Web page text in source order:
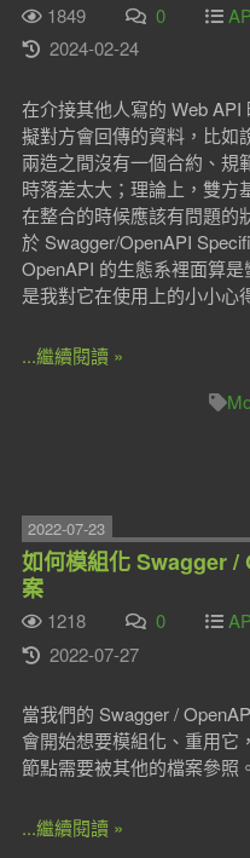
1849 0
2024-02-24
在介接其他人寫的 Web
擬對方會回傳的資料，比如
兩造之間沒有一個合約、規
時落差太大；理論上，雙方
在整合的時候應該有問題的
於 Swagger/OpenAPI
OpenAPI 的生態系裡面算
是我對它在使用上的小小心
...繼續閱讀 »
2022-07-23
如何模組化 Swagger
案
1218 0
2022-07-27
當我們的 Swagger /
會開始想要模組化、重用它
節點需要被其他的檔案參照。
...繼續閱讀 »